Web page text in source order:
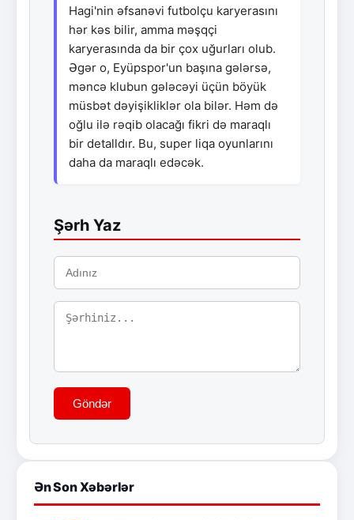
Hagi'nin əfsanəvi futbolçu karyerasını
hər kəs bilir, amma məşqçi
karyerasında da bir çox uğurları olub.
Əgər o, Eyüpspor'un başına gələrsə,
məncə klubun gələcəyi üçün böyük
müsbət dəyişikliklər ola bilər. Həm də
oğlu ilə rəqib olacağı fikri də maraqlı
bir detalldır. Bu, super liqa oyunlarını
daha da maraqlı edəcək.
Şərh Yaz
Göndər
Ən Son Xəbərlər